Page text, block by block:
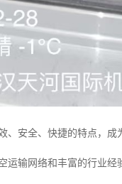
安全、快捷的特点，成
输网络和丰富的行业经